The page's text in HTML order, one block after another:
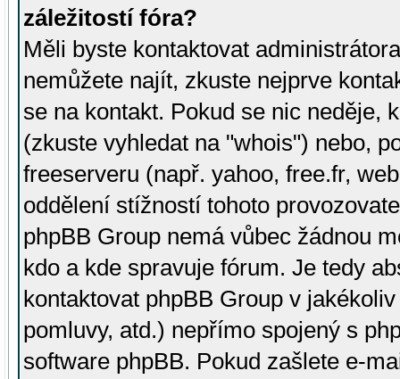
záležitostí fóra?
Měli byste kontaktovat
nemůžete najít, zkuste nejprve
se na kontakt. Pokud se nic neděje,
(zkuste vyhledat na "whois") nebo,
freeserveru (např. yahoo, free.fr,
oddělení stížností tohoto
phpBB Group nemá vůbec žádnou
kdo a kde spravuje fórum. Je tedy
kontaktovat phpBB Group v
pomluvy, atd.) nepřímo spojený s
software phpBB. Pokud zašlete e-